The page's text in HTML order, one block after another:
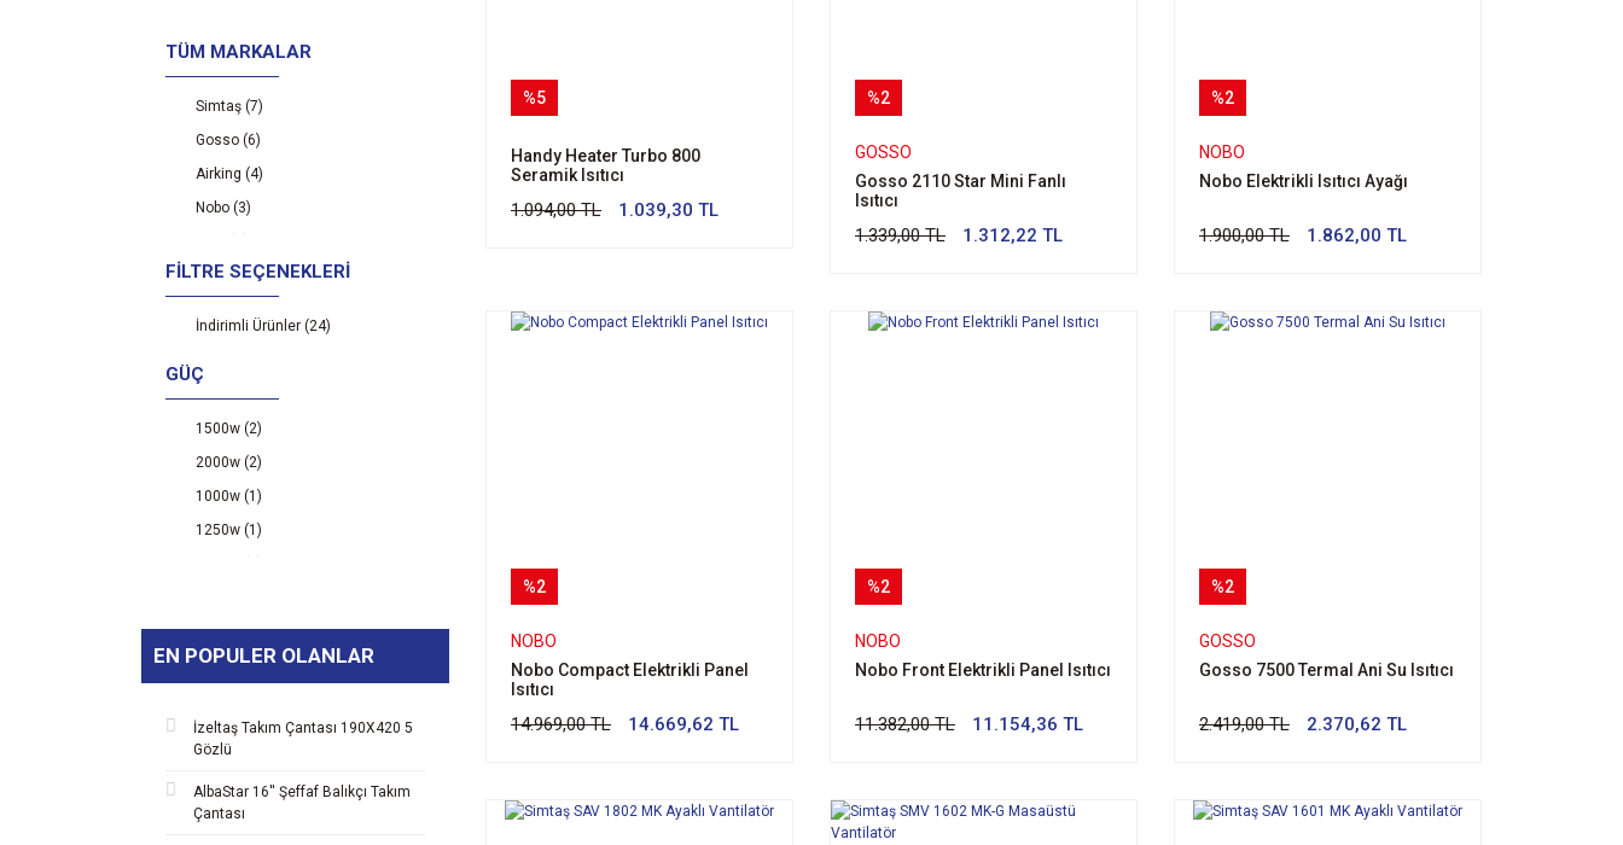
TÜM MARKALAR
Simtaş (7)
Gosso (6)
Airking (4)
Nobo (3)
Raks (2)
FILTRE SEÇENEKLERI
İndirimli Ürünler (24)
GÜÇ
1500w (2)
2000w (2)
1000w (1)
1250w (1)
750w (1)
EN POPULER OLANLAR
İzeltaş Takım Çantası 190X420 5
Gözlü
AlbaStar 16'' Şeffaf Balıkçı Takım
Çantası
%5
Handy Heater Turbo 800
Seramik Isıtıcı
1.094,00 TL 1.039,30 TL
%2
GOSSO
Gosso 2110 Star Mini Fanlı
Isıtıcı
1.339,00 TL 1.312,22 TL
%2
NOBO
Nobo Elektrikli Isıtıcı Ayağı
1.900,00 TL 1.862,00 TL
%2
NOBO
Nobo Compact Elektrikli Panel
Isıtıcı
14.969,00 TL 14.669,62 TL
%2
NOBO
Nobo Front Elektrikli Panel Isıtıcı
11.382,00 TL 11.154,36 TL
%2
GOSSO
Gosso 7500 Termal Ani Su Isıtıcı
2.419,00 TL 2.370,62 TL